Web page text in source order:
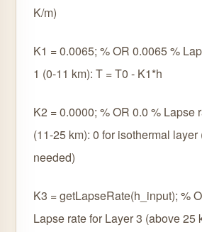
K/m)
K1 = 0.0065; % OR 0.0065 %
1 (0-11 km): T = T0 - K1*h
K2 = 0.0000; % OR 0.0 % Lapse
(11-25 km): 0 for isothermal
needed)
K3 = getLapseRate(h_input); %
Lapse rate for Layer 3 (above 25